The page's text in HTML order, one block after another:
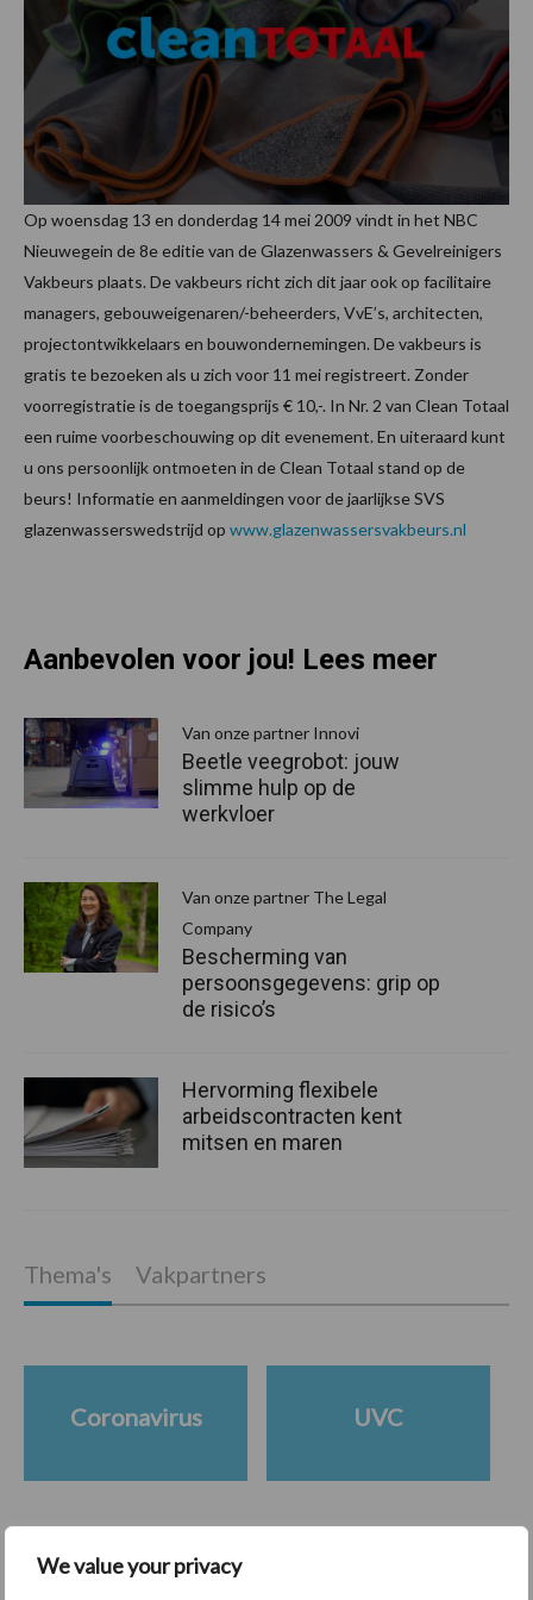
We value your privacy
Op woensdag 13 en donderdag 14 mei 2009 vindt in het NBC
Nieuwegein de 8e editie van de Glazenwassers & Gevelreinigers
Vakbeurs plaats. De vakbeurs richt zich dit jaar ook op facilitaire
managers, gebouweigenaren/-beheerders, VvE’s, architecten,
projectontwikkelaars en bouwondernemingen. De vakbeurs is
gratis te bezoeken als u zich voor 11 mei registreert. Zonder
voorregistratie is de toegangsprijs € 10,-. In Nr. 2 van Clean Totaal
een ruime voorbeschouwing op dit evenement. En uiteraard kunt
u ons persoonlijk ontmoeten in de Clean Totaal stand op de
beurs! Informatie en aanmeldingen voor de jaarlijkse SVS
glazenwasserswedstrijd op www.glazenwassersvakbeurs.nl
Aanbevolen voor jou! Lees meer
Van onze partner Innovi
Beetle veegrobot: jouw
slimme hulp op de
werkvloer
Van onze partner The Legal
Company
Bescherming van
persoonsgegevens: grip op
de risico’s
Hervorming flexibele
arbeidscontracten kent
mitsen en maren
Thema's Vakpartners
Coronavirus UVC
Toon meer